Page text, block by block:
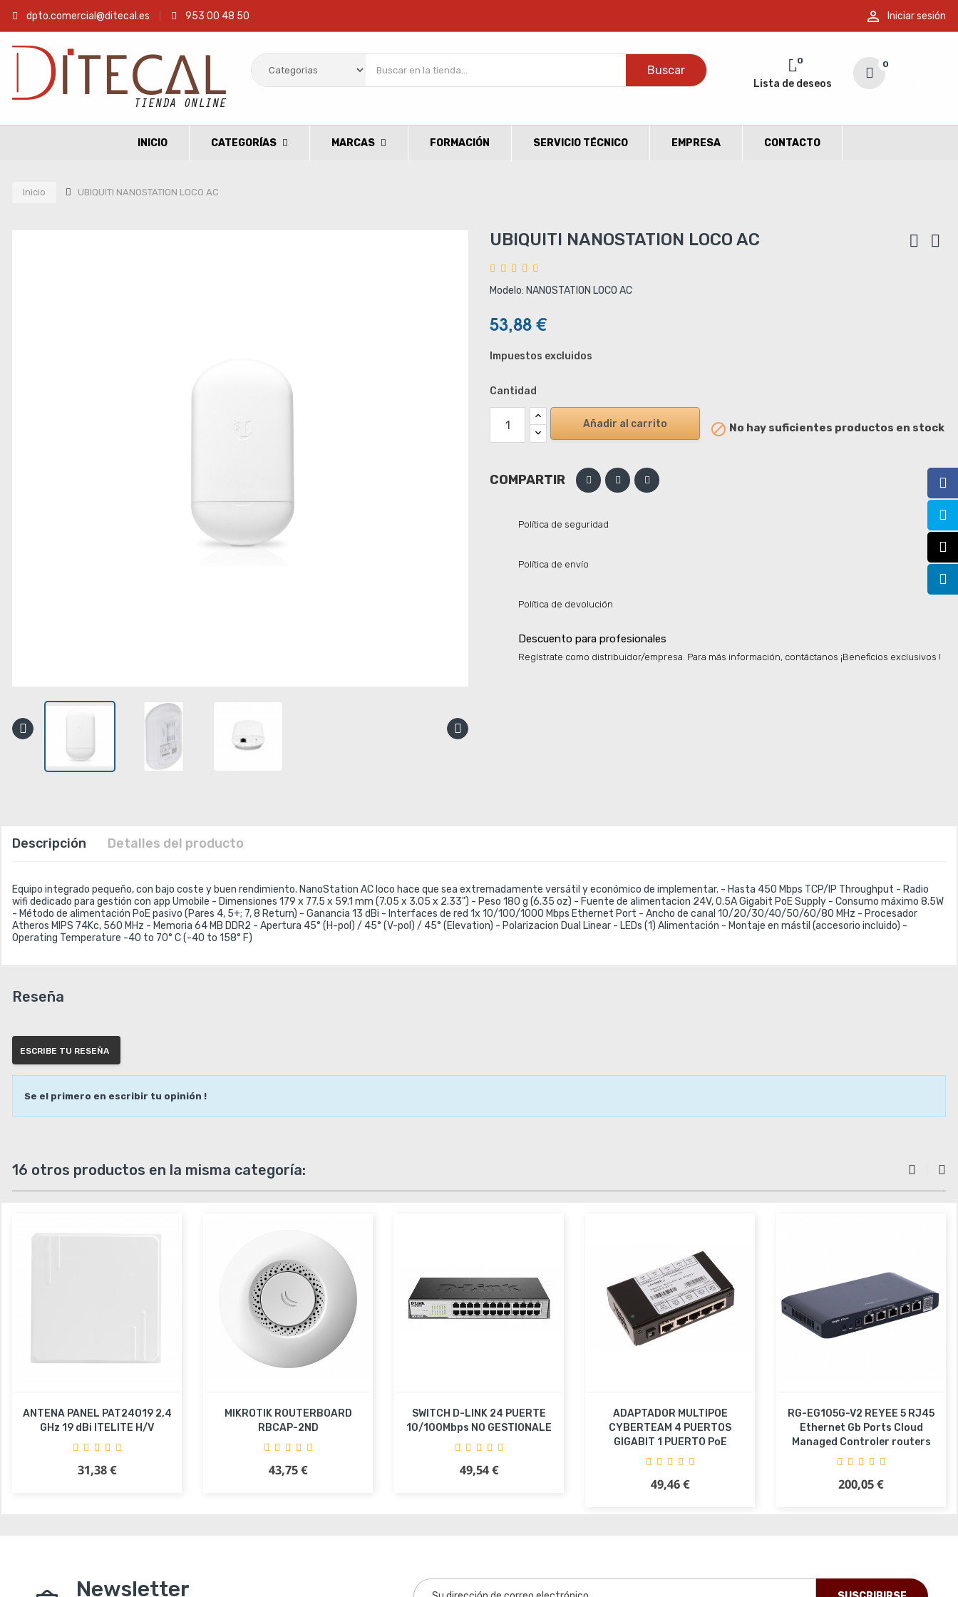
dpto.comercial@ditecal.es 953 00 48 50  Iniciar sesión
Buscar 0
0
Lista de deseos
INICIO CATEGORÍAS MARCAS FORMACIÓN SERVICIO TÉCNICO EMPRESA CONTACTO
Inicio UBIQUITI NANOSTATION LOCO AC
UBIQUITI NANOSTATION LOCO AC
Modelo: NANOSTATION LOCO AC
53,88 €
Impuestos excluidos
Cantidad
Añadir al carrito  No hay suficientes productos en stock
COMPARTIR
Política de seguridad
Política de envío
Política de devolución
Descuento para profesionales
Regístrate como distribuidor/empresa. Para más información, contáctanos ¡Beneficios exclusivos !
Descripción Detalles del producto
Equipo integrado pequeño, con bajo coste y buen rendimiento. NanoStation AC loco hace que sea extremadamente versátil y económico de implementar. - Hasta 450 Mbps TCP/IP Throughput - Radio
wifi dedicado para gestión con app Umobile - Dimensiones 179 x 77.5 x 59.1 mm (7.05 x 3.05 x 2.33") - Peso 180 g (6.35 oz) - Fuente de alimentacion 24V, 0.5A Gigabit PoE Supply - Consumo máximo 8.5W
- Método de alimentación PoE pasivo (Pares 4, 5+; 7, 8 Return) - Ganancia 13 dBi - Interfaces de red 1x 10/100/1000 Mbps Ethernet Port - Ancho de canal 10/20/30/40/50/60/80 MHz - Procesador
Atheros MIPS 74Kc, 560 MHz - Memoria 64 MB DDR2 - Apertura 45° (H-pol) / 45° (V-pol) / 45° (Elevation) - Polarizacion Dual Linear - LEDs (1) Alimentación - Montaje en mástil (accesorio incluido) -
Operating Temperature -40 to 70° C (-40 to 158° F)
Reseña
ESCRIBE TU RESEÑA
Se el primero en escribir tu opinión !
16 otros productos en la misma categoría:
ANTENA PANEL PAT24019 2,4
GHz 19 dBi ITELITE H/V
Precio
31,38 €
Añadir al carrito
MIKROTIK ROUTERBOARD
RBCAP-2ND
Precio
43,75 €
Añadir al carrito
SWITCH D-LINK 24 PUERTE
10/100Mbps NO GESTIONALE
Precio
49,54 €
Añadir al carrito
ADAPTADOR MULTIPOE
CYBERTEAM 4 PUERTOS
GIGABIT 1 PUERTO PoE
Precio
49,46 €
Añadir al carrito
RG-EG105G-V2 REYEE 5 RJ45
Ethernet Gb Ports Cloud
Managed Controler routers
Precio
200,05 €
Añadir al carrito
Newsletter